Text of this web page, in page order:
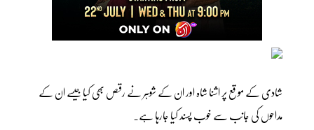
شادی کے موقع پر اشنا شاہ اور ان کے شوہر نے رقص بھی کیا جیسے ان کے
مداحوں کی جانب سے خوب پسند کیا جارہا ہے۔